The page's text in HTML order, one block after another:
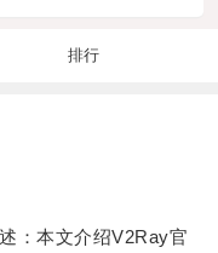
排行
本文介绍V2Ray官